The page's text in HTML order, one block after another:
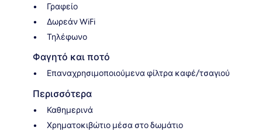
Γραφείο
Δωρεάν WiFi
Τηλέφωνο
Φαγητό και ποτό
Επαναχρησιμοποιούμενα φίλτρα καφέ/τσαγιού
Περισσότερα
Καθημερινά
Χρηματοκιβώτιο μέσα στο δωμάτιο